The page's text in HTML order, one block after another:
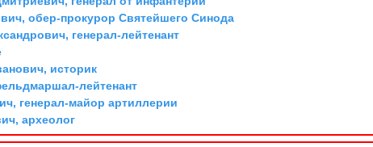
обер-прокурор Святейшего Синода
генерал-лейтенант
историк
лейтенант
генерал-майор артиллерии
археолог